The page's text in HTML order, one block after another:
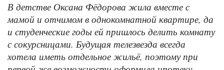
В детстве Оксана Фёдорова жила вместе с
мамой и отчимом в однокомнатной квартире, да
и студенческие годы ей пришлось делить комнату
с сокурсницами. Будущая телезвезда всегда
хотела иметь отдельное жильё, поэтому при